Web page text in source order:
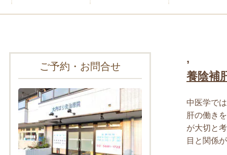
,
養陰補
中医学で
肝の働き
が大切と
目と関係
ご予約・お問合せ